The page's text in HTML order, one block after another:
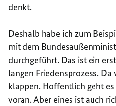
denkt.
Deshalb habe ich zum
mit dem
durchgeführt. Das ist ein
langen Friedensprozess.
klappen. Hoffentlich geht
voran. Aber eines ist auch